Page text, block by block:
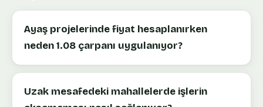
Ayaş projelerinde fiyat hesaplanırken
neden 1.08 çarpanı uygulanıyor?
Uzak mesafedeki mahallelerde işlerin